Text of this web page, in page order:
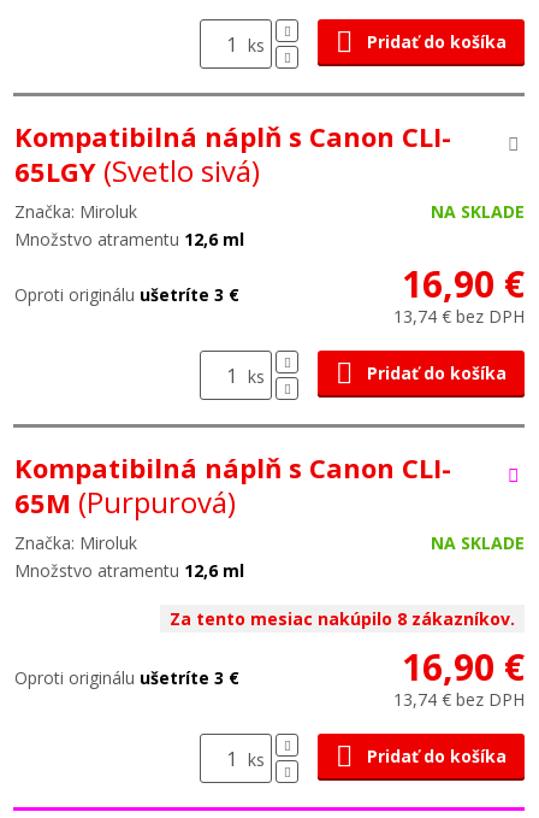
ks Pridať do košíka
Kompatibilná náplň s Canon CLI-
65LGY (Svetlo sivá)
Značka: Miroluk
NA SKLADE
Množstvo atramentu 12,6 ml
Oproti originálu ušetríte 3 € 16,90 €
13,74 € bez DPH
ks Pridať do košíka
Kompatibilná náplň s Canon CLI-
65M (Purpurová)
Značka: Miroluk
NA SKLADE
Množstvo atramentu 12,6 ml
Za tento mesiac nakúpilo 8 zákazníkov.
Oproti originálu ušetríte 3 € 16,90 €
13,74 € bez DPH
ks Pridať do košíka